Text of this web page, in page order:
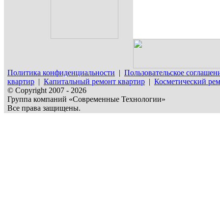
Политика конфиденциальности | Пользовательское
квартир | Капитальный ремонт квартир | Косметический
© Copyright 2007 - 2026
Группа компаний «Современные Технологии»
Все права защищены.